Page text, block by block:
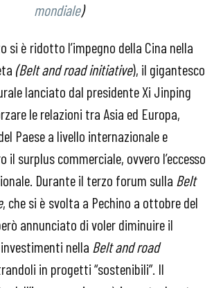
mondiale)
si è ridotto l’impegno della Cina nella
(Belt and road initiative), il gigantesco
lanciato dal presidente Xi Jinping
le relazioni tra Asia ed Europa,
Paese a livello internazionale e
il surplus commerciale, ovvero l’eccesso
Durante il terzo forum sulla Belt
, che si è svolta a Pechino a ottobre del
annunciato di voler diminuire il
nella Belt and road
in progetti “sostenibili”. Il